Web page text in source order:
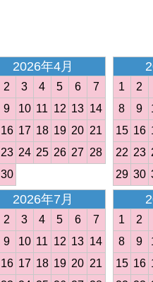
2026年4月
2 3 4 5 6
7
9 10 11 12 13 14
16 17 18 19 20 21
23 24 25 26 27 28
30
1
2
8
9
15 16
22 23
29 30
2026年7月
2 3 4 5 6
7
9 10 11 12 13 14
16 17 18 19 20 21
1
2
8
9
15 16